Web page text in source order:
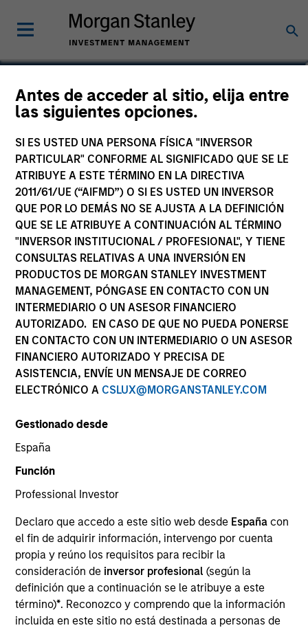
Antes de acceder al sitio, elija entre
las siguientes opciones.
SI ES USTED UNA PERSONA FÍSICA "INVERSOR
PARTICULAR" CONFORME AL SIGNIFICADO QUE SE LE
ATRIBUYE A ESTE TÉRMINO EN LA DIRECTIVA
2011/61/UE (“AIFMD”) O SI ES USTED UN INVERSOR
QUE POR LO DEMÁS NO SE AJUSTA A LA DEFINICIÓN
QUE SE LE ATRIBUYE A CONTINUACIÓN AL TÉRMINO
"INVERSOR INSTITUCIONAL / PROFESIONAL", Y TIENE
CONSULTAS RELATIVAS A UNA INVERSIÓN EN
PRODUCTOS DE MORGAN STANLEY INVESTMENT
MANAGEMENT, PÓNGASE EN CONTACTO CON UN
INTERMEDIARIO O UN ASESOR FINANCIERO
AUTORIZADO. EN CASO DE QUE NO PUEDA PONERSE
EN CONTACTO CON UN INTERMEDIARIO O UN ASESOR
FINANCIERO AUTORIZADO Y PRECISA DE
ASISTENCIA, ENVÍE UN MENSAJE DE CORREO
ELECTRÓNICO A CSLUX@MORGANSTANLEY.COM
Gestionado desde
España
Función
Professional Investor
Declaro que accedo a este sitio web desde España con
el fin de adquirir información, intervengo por cuenta
propia y reúno los requisitos para recibir la
consideración de inversor profesional(según la
definición que a continuación se le atribuye a este
término)*. Reconozco y comprendo que la información
incluida en este sitio no está destinada a personas de
Kelley Gerrity
Managing Director, Client Portfolio
Manager, Portfolio Manager
26 Years
EQUIPOS
High Yield Team
Fixed Income Team